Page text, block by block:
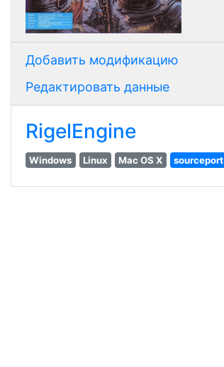
Добавить модификацию
Редактировать данные
RigelEngine
Windows Linux Mac OS X sourceport